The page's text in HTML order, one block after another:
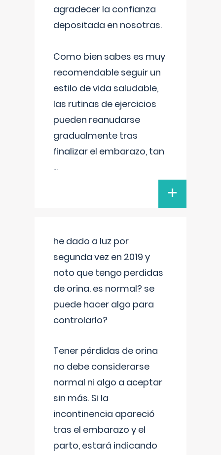
agradecer la confianza
depositada en nosotras.
Como bien sabes es muy
recomendable seguir un
estilo de vida saludable,
las rutinas de ejercicios
pueden reanudarse
gradualmente tras
finalizar el embarazo, tan
...
+
he dado a luz por
segunda vez en 2019 y
noto que tengo perdidas
de orina. es normal? se
puede hacer algo para
controlarlo?
Tener pérdidas de orina
no debe considerarse
normal ni algo a aceptar
sin más. Si la
incontinencia apareció
tras el embarazo y el
parto, estará indicando